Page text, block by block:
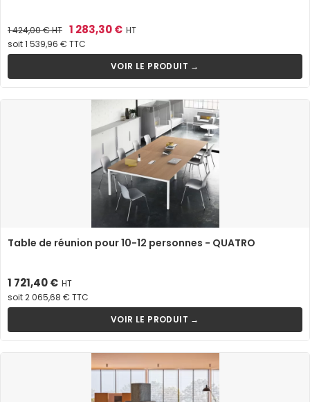
Prix
de
base
1 424,00 €HT Prix
1 283,30 € HT
soit 1 539,96 € TTC
VOIR LE PRODUIT →
Table de réunion pour 10-12 personnes - QUATRO
Prix
1 721,40 € HT
soit 2 065,68 € TTC
VOIR LE PRODUIT →